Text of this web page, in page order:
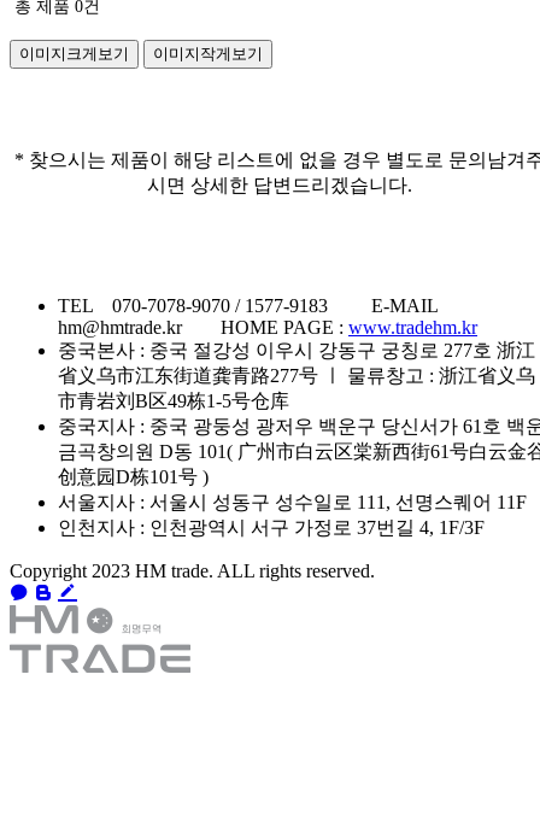
총 제품 0건
이미지크게보기 이미지작게보기
* 찾으시는 제품이 해당 리스트에 없을 경우 별도로 문의남겨
시면 상세한 답변드리겠습니다.
TEL 070-7078-9070 / 1577-9183 E-MAIL
hm@hmtrade.kr HOME PAGE : www.tradehm.kr
중국본사 : 중국 절강성 이우시 강동구 궁칭로 277호 浙江
省义乌市江东街道龚青路277号 ㅣ 물류창고 : 浙江省义乌
市青岩刘B区49栋1-5号仓库
중국지사 : 중국 광둥성 광저우 백운구 당신서가 61호 백
금곡창의원 D동 101( 广州市白云区棠新西街61号白云金
创意园D栋101号 )
서울지사 : 서울시 성동구 성수일로 111, 선명스퀘어 11F
인천지사 : 인천광역시 서구 가정로 37번길 4, 1F/3F
Copyright 2023 HM trade. ALL rights reserved.